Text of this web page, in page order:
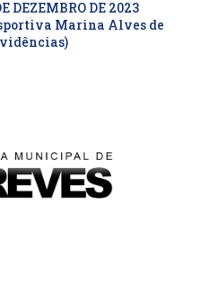
DEZEMBRO DE 2023
Marina Alves de